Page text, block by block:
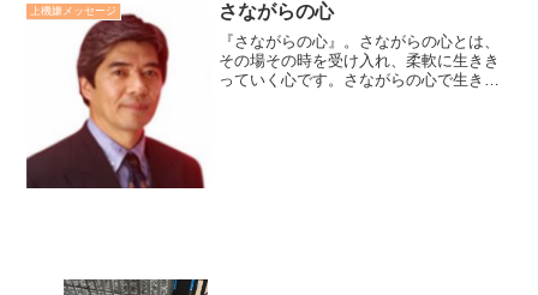
上機嫌メッセージ さながらの心
『さながらの心』。さながらの心とは、
その場その時を受け入れ、柔軟に生きき
っていく心です。さながらの心で生きる